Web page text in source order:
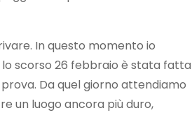
In questo momento io
scorso 26 febbraio è stata fatta
Da quel giorno attendiamo
un luogo ancora più duro,